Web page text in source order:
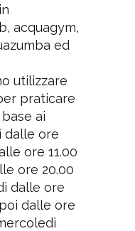
acquagym,
ed
utilizzare
praticare
ai
dalle ore
ore 11.00
ore 20.00
dalle ore
dalle ore